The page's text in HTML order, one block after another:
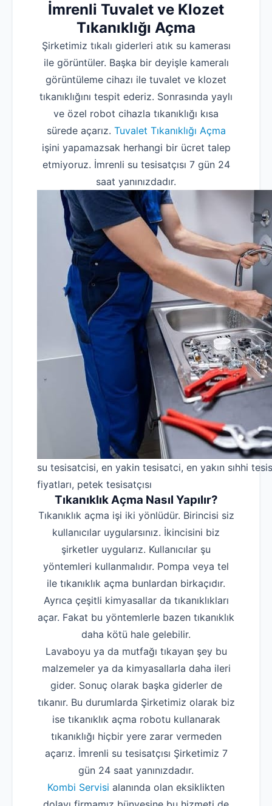
İmrenli Tuvalet ve Klozet
Tıkanıklığı Açma
Şirketimiz tıkalı giderleri atık su kamerası
ile görüntüler. Başka bir deyişle kameralı
görüntüleme cihazı ile tuvalet ve klozet
tıkanıklığını tespit ederiz. Sonrasında yaylı
ve özel robot cihazla tıkanıklığı kısa
sürede açarız. Tuvalet Tıkanıklığı Açma
işini yapamazsak herhangi bir ücret talep
etmiyoruz. İmrenli su tesisatçısı 7 gün 24
saat yanınızdadır.
su tesisatcisi, en yakin tesisatci, en yakın sıhhi
fiyatları, petek tesisatçısı
Tıkanıklık Açma Nasıl Yapılır?
Tıkanıklık açma işi iki yönlüdür. Birincisi siz
kullanıcılar uygularsınız. İkincisini biz
şirketler uygularız. Kullanıcılar şu
yöntemleri kullanmalıdır. Pompa veya tel
ile tıkanıklık açma bunlardan birkaçıdır.
Ayrıca çeşitli kimyasallar da tıkanıklıkları
açar. Fakat bu yöntemlerle bazen tıkanıklık
daha kötü hale gelebilir.
Lavaboyu ya da mutfağı tıkayan şey bu
malzemeler ya da kimyasallarla daha ileri
gider. Sonuç olarak başka giderler de
tıkanır. Bu durumlarda Şirketimiz olarak biz
ise tıkanıklık açma robotu kullanarak
tıkanıklığı hiçbir yere zarar vermeden
açarız. İmrenli su tesisatçısı Şirketimiz 7
gün 24 saat yanınızdadır.
Kombi Servisi alanında olan eksiklikten